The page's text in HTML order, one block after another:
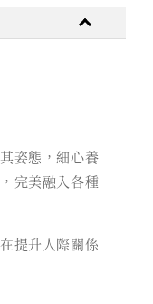
姿態，細心養
完美融入各種
提升人際關係